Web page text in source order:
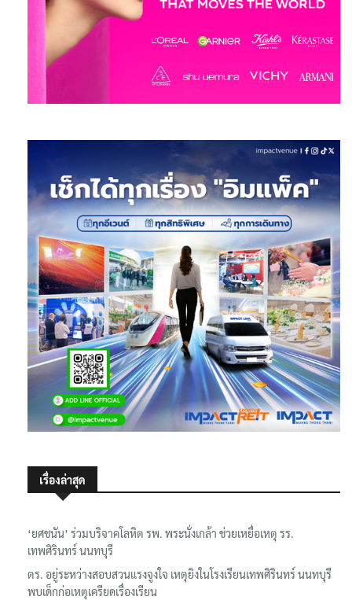
เรื่องล่าสุด
‘ยศชนัน’ ร่วมบริจาคโลหิต รพ. พระนั่งเกล้า ช่วยเหยื่อเหตุ รร.
เทพศิรินทร์ นนทบุรี
ตร. อยู่ระหว่างสอบสวนแรงจูงใจ เหตุยิงในโรงเรียนเทพศิรินทร์ นนทบุรี
พบเด็กก่อเหตุเครียดเรื่องเรียน